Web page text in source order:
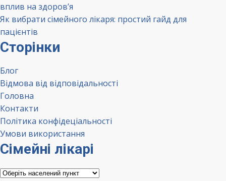
вплив на здоров’я
Як вибрати сімейного лікаря: простий гайд для
пацієнтів
Сторінки
Блог
Відмова від відповідальності
Головна
Контакти
Політика конфідеціальності
Умови використання
Сімейні лікарі
Сімейні